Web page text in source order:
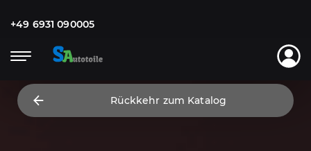
+49 6931 090005
Rückkehr zum Katalog